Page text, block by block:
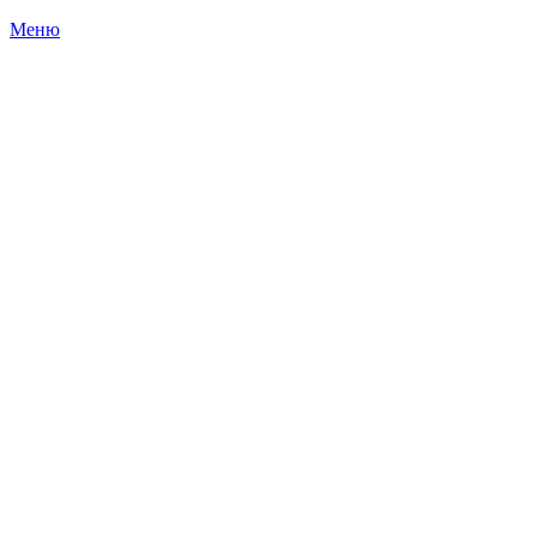
Меню